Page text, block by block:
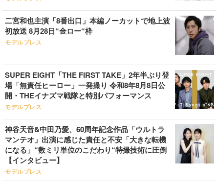
二宮和也主演「8番出口」本編ノーカットで地上波
初放送 8月28日“金ロー“枠
モデルプレス
SUPER EIGHT「THE FIRST TAKE」2年半ぶり登
場「無責任ヒーロー」一発撮り 令和8年8月8日公
開・THEイナズマ戦隊と特別パフォーマンス
モデルプレス
神谷天音&中田乃愛、60周年記念作品「ウルトラ
マンテオ」出演に感じた責任と不安「大きな転機
になる」“数ミリ単位のこだわり“特撮技術に圧倒
【インタビュー】
モデルプレス